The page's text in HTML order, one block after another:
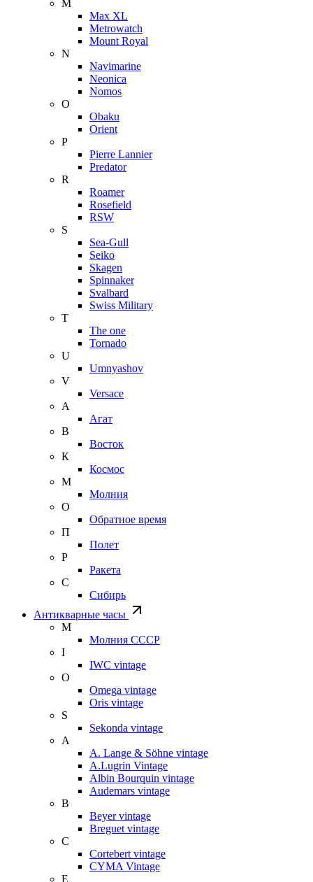
M
Max XL
Metrowatch
Mount Royal
N
Navimarine
Neonica
Nomos
O
Obaku
Orient
P
Pierre Lannier
Predator
R
Roamer
Rosefield
RSW
S
Sea-Gull
Seiko
Skagen
Spinnaker
Svalbard
Swiss Military
T
The one
Tornado
U
Umnyashov
V
Versace
А
Агат
В
Восток
К
Космос
М
Молния
О
Обратное время
П
Полет
Р
Ракета
С
Сибирь
Антикварные часы
М
Молния СССР
I
IWC vintage
O
Omega vintage
Oris vintage
S
Sekonda vintage
A
A. Lange & Söhne vintage
A.Lugrin Vintage
Albin Bourquin vintage
Audemars vintage
B
Beyer vintage
Breguet vintage
C
Cortebert vintage
CYMA Vintage
E